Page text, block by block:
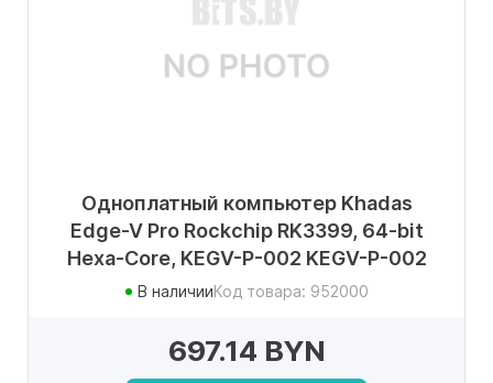
Одноплатный компьютер Khadas
Edge-V Pro Rockchip RK3399, 64-bit
Hexa-Core, KEGV-P-002 KEGV-P-002
В наличииКод товара: 952000
697.14 BYN